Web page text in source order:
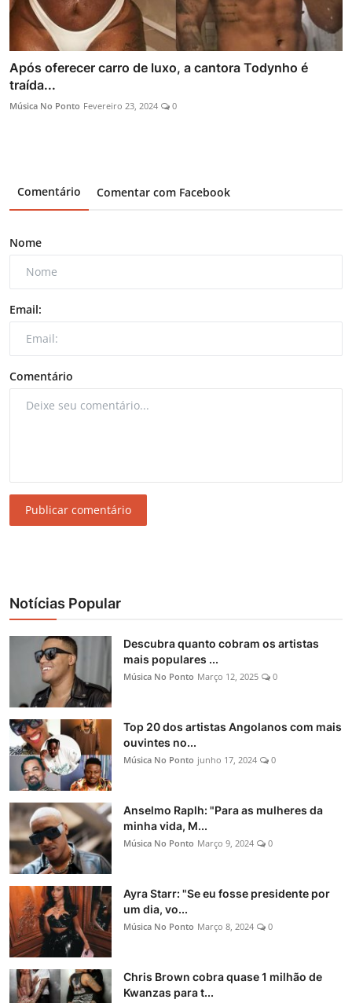
Após oferecer carro de luxo, a cantora Todynho é
traída...
Música No Ponto Fevereiro 23, 2024 0
Comentário Comentar com Facebook
Nome
Email:
Comentário
Publicar comentário
Notícias Popular
Descubra quanto cobram os artistas
mais populares ...
Música No Ponto Março 12, 2025 0
Top 20 dos artistas Angolanos com mais
ouvintes no...
Música No Ponto junho 17, 2024 0
Anselmo Raplh: "Para as mulheres da
minha vida, M...
Música No Ponto Março 9, 2024 0
Ayra Starr: "Se eu fosse presidente por
um dia, vo...
Música No Ponto Março 8, 2024 0
Chris Brown cobra quase 1 milhão de
Kwanzas para t...